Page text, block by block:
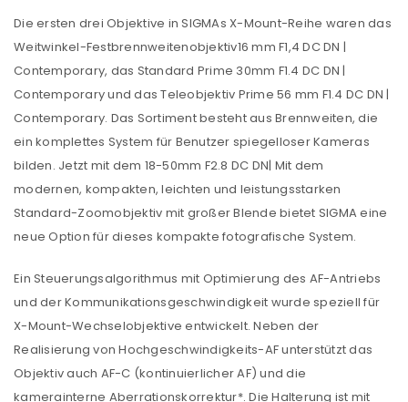
Die ersten drei Objektive in SIGMAs X-Mount-Reihe waren das
Weitwinkel-Festbrennweitenobjektiv16 mm F1,4 DC DN |
Contemporary, das Standard Prime 30mm F1.4 DC DN |
Contemporary und das Teleobjektiv Prime 56 mm F1.4 DC DN |
Contemporary. Das Sortiment besteht aus Brennweiten, die
ein komplettes System für Benutzer spiegelloser Kameras
bilden. Jetzt mit dem 18-50mm F2.8 DC DN| Mit dem
modernen, kompakten, leichten und leistungsstarken
Standard-Zoomobjektiv mit großer Blende bietet SIGMA eine
neue Option für dieses kompakte fotografische System.
Ein Steuerungsalgorithmus mit Optimierung des AF-Antriebs
und der Kommunikationsgeschwindigkeit wurde speziell für
X-Mount-Wechselobjektive entwickelt. Neben der
Realisierung von Hochgeschwindigkeits-AF unterstützt das
Objektiv auch AF-C (kontinuierlicher AF) und die
kamerainterne Aberrationskorrektur*. Die Halterung ist mit